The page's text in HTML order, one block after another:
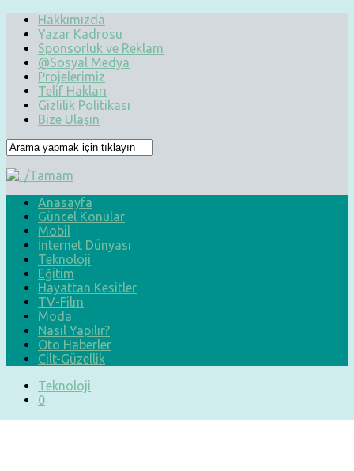
Hakkımızda
Yazar Kadrosu
Sponsorluk ve Reklam
@Sosyal Medya
Projelerimiz
Telif Hakları
Gizlilik Politikası
Bize Ulaşın
Anasayfa
Güncel Konular
Mobil
İnternet Dünyası
Teknoloji
Eğitim
Hayattan Kesitler
TV-Film
Moda
Nasıl Yapılır?
Oto Haberler
Cilt-Güzellik
Teknoloji
0